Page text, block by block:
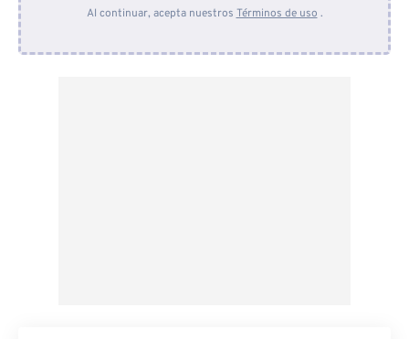
Al continuar, acepta nuestros Términos de uso .